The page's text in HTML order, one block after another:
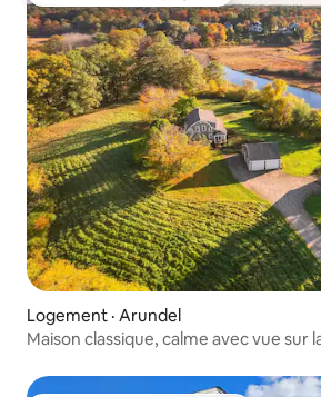
Logement · Arundel
Maison classique, calme avec vue sur